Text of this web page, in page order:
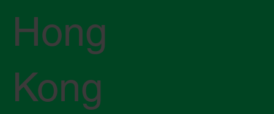
Hong
Kong